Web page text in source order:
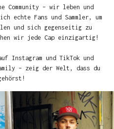
Community – wir leben und
echte Fans und Sammler, um
und sich gegenseitig zu
wir jede Cap einzigartig!
Instagram und TikTok und
– zeig der Welt, dass du